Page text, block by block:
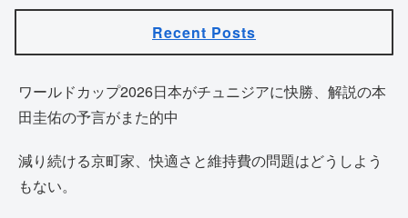
Recent Posts
ワールドカップ2026日本がチュニジアに快勝、解説の本
田圭佑の予言がまた的中
減り続ける京町家、快適さと維持費の問題はどうしよう
もない。